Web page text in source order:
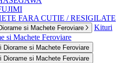
FARA CUTIE / RESIGILATE
si Machete Feroviare
Kituri
si Machete Feroviare
Diorame si Machete Feroviare
Diorame si Machete Feroviare